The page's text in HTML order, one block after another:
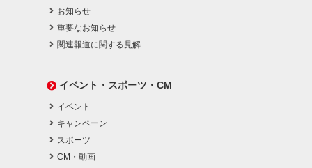
お知らせ
重要なお知らせ
関連報道に関する見解
イベント・スポーツ・CM
イベント
キャンペーン
スポーツ
CM・動画